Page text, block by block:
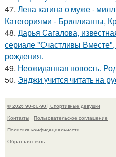
47. Лена катина о муже -
Категориями - Бриллианты,
48. Дарья Сагалова,
сериале "Счастливы Вместе",
рождения.
49. Неожиданная новость.
50. Энджи учится читать на
© 2026 90-60-90 | Спортивные девушки
Контакты
Пользовательское соглашение
Политика конфидециальности
Обратная связь